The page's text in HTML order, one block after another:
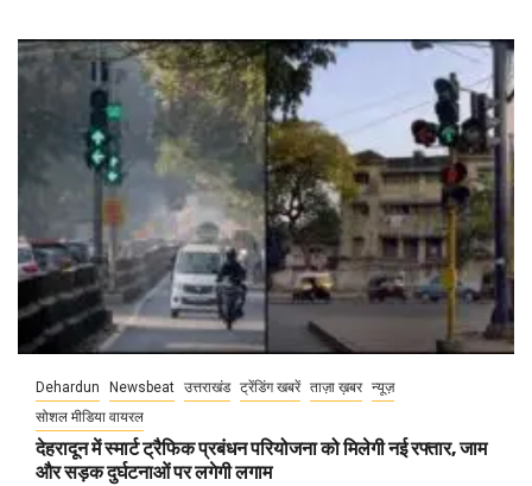
Dehardun Newsbeat उत्तराखंड ट्रेंडिंग खबरें ताज़ा ख़बर न्यूज़
सोशल मीडिया वायरल
देहरादून में स्मार्ट ट्रैफिक प्रबंधन परियोजना को मिलेगी नई रफ्तार, जाम
और सड़क दुर्घटनाओं पर लगेगी लगाम